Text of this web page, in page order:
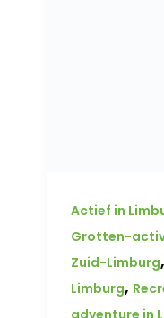
Actief in
Grotten-
Zuid-Limburg,
Limburg,
adventure in